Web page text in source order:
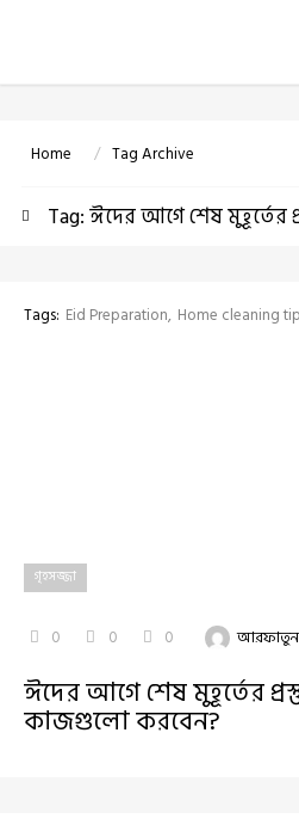
Home Tag Archive
Tag: ঈদের আগে শেষ মুহূর্তের
Tags: Eid Preparation Home cleaning
গৃহসজ্জা
0 0 0 আরফাতুন
ঈদের আগে শেষ মুহূর্তের
কাজগুলো করবেন?